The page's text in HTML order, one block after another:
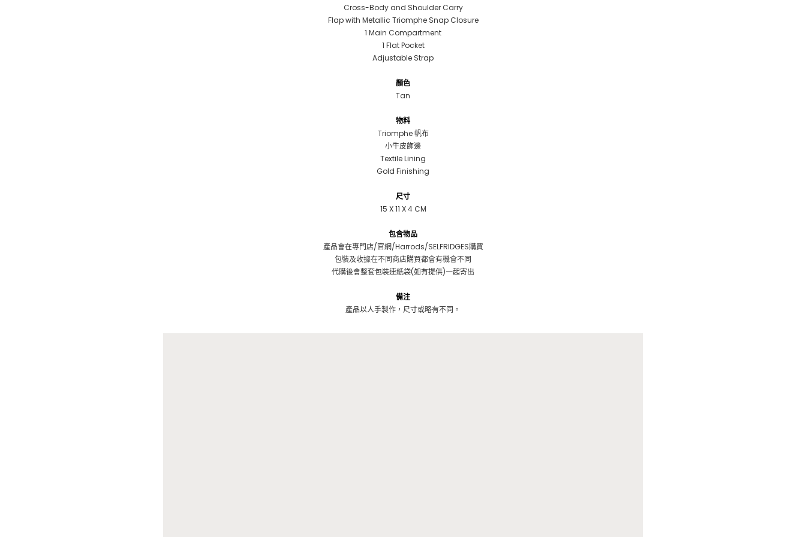
Cross-Body and Shoulder Carry
Flap with Metallic Triomphe Snap Closure
1 Main Compartment
1 Flat Pocket
Adjustable Strap
顏色
Tan
物料
Triomphe 帆布
小牛皮飾邊
Textile Lining
Gold Finishing
尺寸
15 X 11 X 4 CM
包含物品
產品會在專門店/官網/Harrods/SELFRIDGES購買
包裝及收據在不同商店購買都會有機會不同
代購後會整套包裝連紙袋(如有提供)一起寄出
備注
產品以人手製作，尺寸或略有不同。